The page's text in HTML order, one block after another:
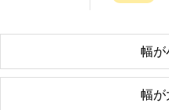
幅が
幅が